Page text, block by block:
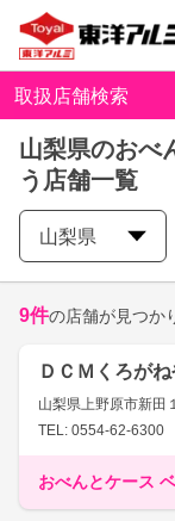
取扱店舗検索
山梨県のおべ
う店舗一覧
山梨県
9件の店舗が見つか
ＤＣＭくろが
山梨県上野原市新田
TEL: 0554-62-6300
おべんとケース